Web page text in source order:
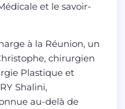
et le savoir-
à la Réunion, un
chirurgien
Plastique et
Shalini,
au-delà de